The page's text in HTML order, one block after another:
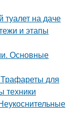
туалет на даче
и этапы
Основные
для
техники